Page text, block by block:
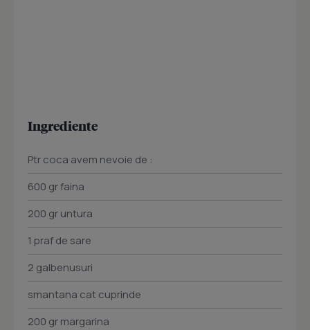
Ingrediente
Ptr coca avem nevoie de :
600 gr faina
200 gr untura
1 praf de sare
2 galbenusuri
smantana cat cuprinde
200 gr margarina